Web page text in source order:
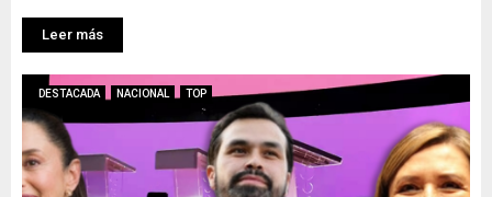
Leer más
DESTACADA NACIONAL TOP